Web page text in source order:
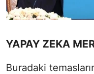
YAPAY ZEKA
Buradaki